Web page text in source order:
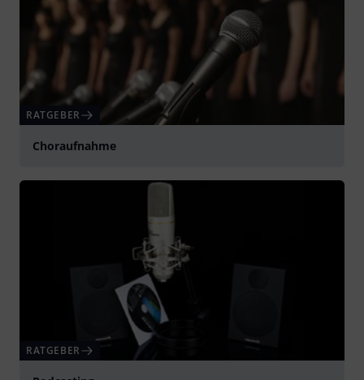
RATGEBER
Choraufnahme
RATGEBER